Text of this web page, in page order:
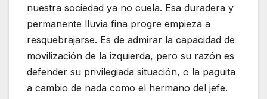
nuestra sociedad ya no cuela. Esa duradera y
permanente lluvia fina progre empieza a
resquebrajarse. Es de admirar la capacidad de
movilización de la izquierda, pero su razón es
defender su privilegiada situación, o la paguita
a cambio de nada como el hermano del jefe.